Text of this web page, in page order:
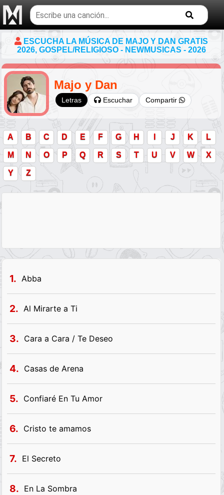
Buscar
temas
musicales
ESCUCHA LA MÚSICA DE MAJO Y DAN GRATIS
2026, GOSPEL/RELIGIOSO - NEWMUSICAS - 2026
Majo y Dan
Letras Escuchar Compartir
A B C D E F G H I J K L
M N O P Q R S T U V W X
Y Z
1. Abba
2. Al Mirarte a Ti
3. Cara a Cara / Te Deseo
4. Casas de Arena
5. Confiaré En Tu Amor
6. Cristo te amamos
7. El Secreto
8. En La Sombra